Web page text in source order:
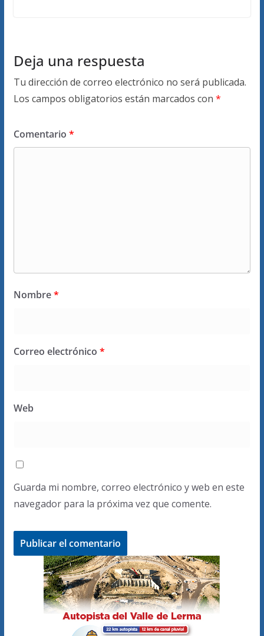
Deja una respuesta
Tu dirección de correo electrónico no será publicada.
Los campos obligatorios están marcados con *
Comentario *
Nombre*
Correo electrónico *
Web
Guarda mi nombre, correo electrónico y web en este
navegador para la próxima vez que comente.